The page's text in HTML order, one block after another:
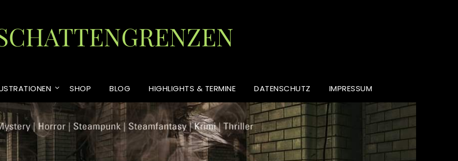
SHOP BLOG HIGHLIGHTS & TERMINE DATENSCHUTZ IMPRESSUM